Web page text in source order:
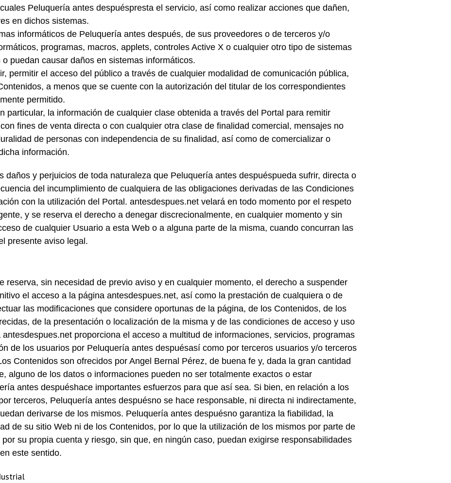
Peluquería antes despuéspresta el servicio, así como realizar acciones que dañen,
en dichos sistemas.
informáticos de Peluquería antes después, de sus proveedores o de terceros y/o
programas, macros, applets, controles Active X o cualquier otro tipo de sistemas
puedan causar daños en sistemas informáticos.
permitir el acceso del público a través de cualquier modalidad de comunicación pública,
a menos que se cuente con la autorización del titular de los correspondientes
permitido.
particular, la información de cualquier clase obtenida a través del Portal para remitir
fines de venta directa o con cualquier otra clase de finalidad comercial, mensajes no
de personas con independencia de su finalidad, así como de comercializar o
información.
daños y perjuicios de toda naturaleza que Peluquería antes despuéspueda sufrir, directa o
del incumplimiento de cualquiera de las obligaciones derivadas de las Condiciones
con la utilización del Portal. antesdespues.net velará en todo momento por el respeto
y se reserva el derecho a denegar discrecionalmente, en cualquier momento y sin
de cualquier Usuario a esta Web o a alguna parte de la misma, cuando concurran las
presente aviso legal.
reserva, sin necesidad de previo aviso y en cualquier momento, el derecho a suspender
el acceso a la página antesdespues.net, así como la prestación de cualquiera o de
las modificaciones que considere oportunas de la página, de los Contenidos, de los
de la presentación o localización de la misma y de las condiciones de acceso y uso
proporciona el acceso a multitud de informaciones, servicios, programas
de los usuarios por Peluquería antes despuésasí como por terceros usuarios y/o terceros
Contenidos son ofrecidos por Angel Bernal Pérez, de buena fe y, dada la gran cantidad
alguno de los datos o informaciones pueden no ser totalmente exactos o estar
antes despuéshace importantes esfuerzos para que así sea. Si bien, en relación a los
terceros, Peluquería antes despuésno se hace responsable, ni directa ni indirectamente,
derivarse de los mismos. Peluquería antes despuésno garantiza la fiabilidad, la
de su sitio Web ni de los Contenidos, por lo que la utilización de los mismos por parte de
su propia cuenta y riesgo, sin que, en ningún caso, puedan exigirse responsabilidades
este sentido.